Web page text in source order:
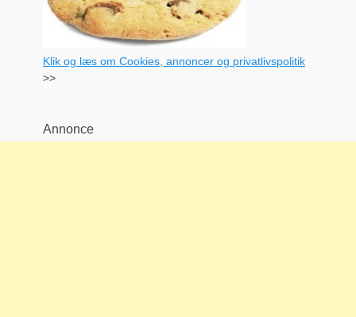
Klik og læs om Cookies, annoncer og privatlivspolitik
>>
Annonce